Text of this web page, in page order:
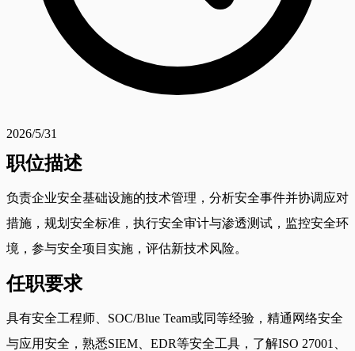
2026/5/31
职位描述
负责企业安全基础设施的技术管理，分析安全事件并协调应对
措施，规划安全标准，执行安全审计与渗透测试，监控安全环
境，参与安全项目实施，评估新技术风险。
任职要求
具有安全工程师、SOC/Blue Team或同等经验，精通网络安全
与应用安全，熟悉SIEM、EDR等安全工具，了解ISO 27001、